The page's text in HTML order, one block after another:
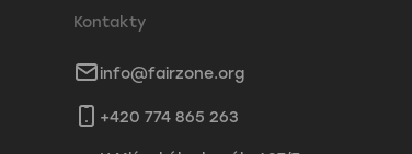
Kontakty
info@fairzone.org
+420 774 865 263